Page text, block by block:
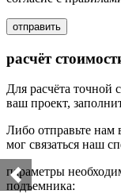
отправить
расчёт
Для расчёта точной
ваш проект,
Либо отправьте
мог связаться наш
параметры
подъемника: